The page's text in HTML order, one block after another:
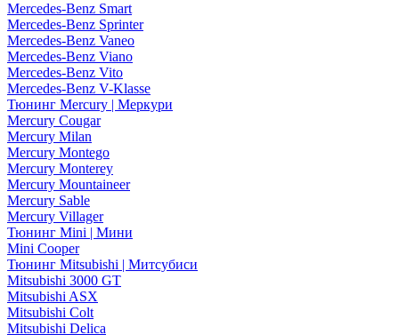
Mercedes-Benz Smart
Mercedes-Benz Sprinter
Mercedes-Benz Vaneo
Mercedes-Benz Viano
Mercedes-Benz Vito
Mercedes-Benz V-Klasse
Тюнинг Mercury | Меркури
Mercury Cougar
Mercury Milan
Mercury Montego
Mercury Monterey
Mercury Mountaineer
Mercury Sable
Mercury Villager
Тюнинг Mini | Мини
Mini Cooper
Тюнинг Mitsubishi | Митсубиси
Mitsubishi 3000 GT
Mitsubishi ASX
Mitsubishi Colt
Mitsubishi Delica